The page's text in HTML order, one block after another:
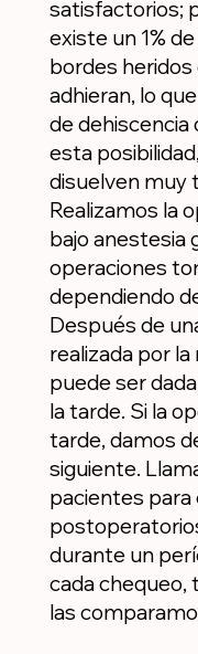
satisfactorios;
existe un 1%
bordes heridos
adhieran, lo
de dehiscencia
esta
disuelven muy
Realizamos la
bajo anestesia
operaciones
dependiendo
Después de
realizada por
puede ser
la tarde. Si la
tarde, damos
siguiente.
pacientes para
durante un
cada
las